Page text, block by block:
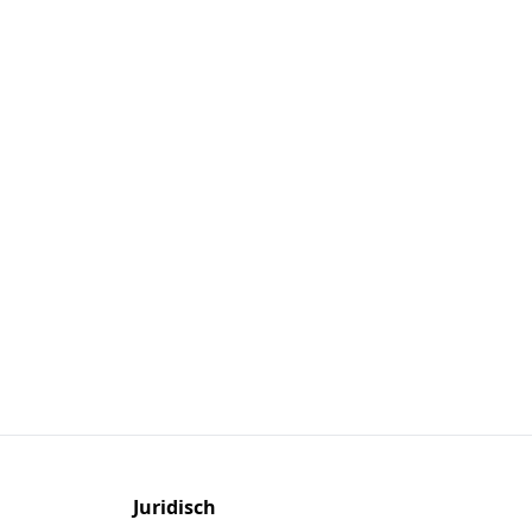
Juridisch